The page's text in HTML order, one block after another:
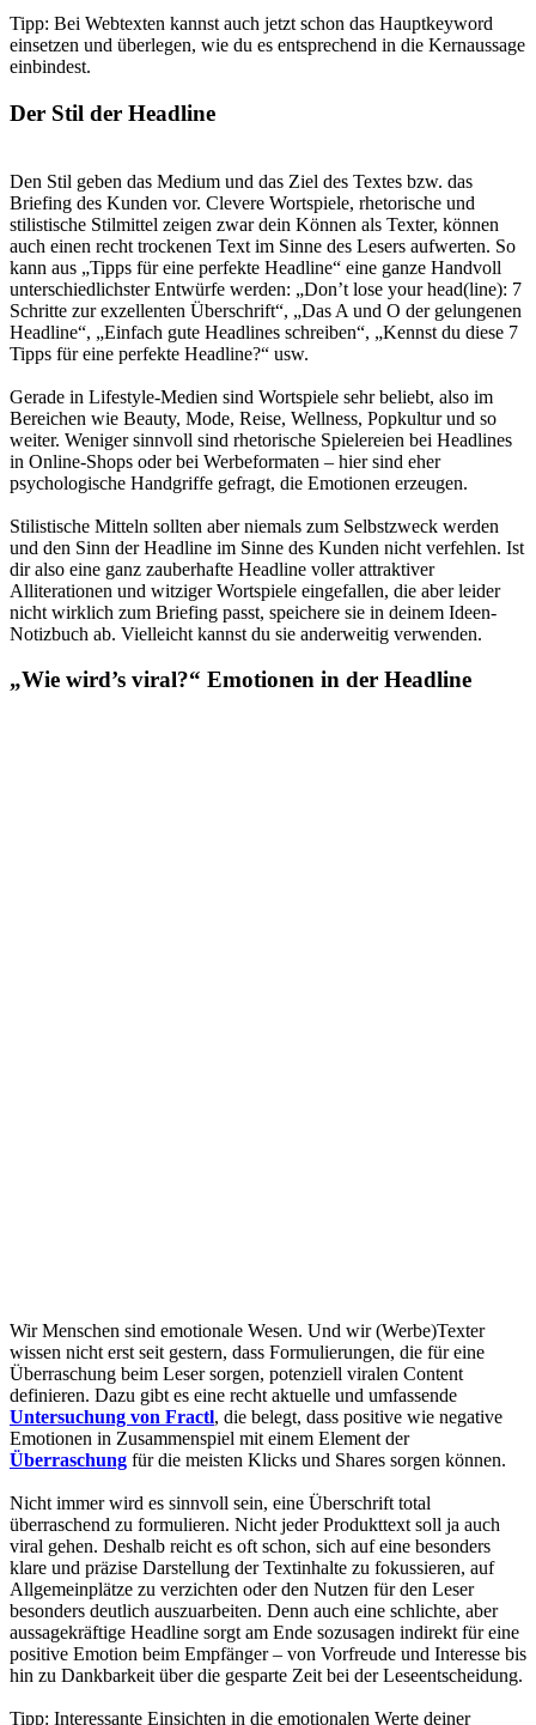
Tipp: Bei Webtexten kannst auch jetzt schon das Hauptkeyword
einsetzen und überlegen, wie du es entsprechend in die Kernaussage
einbindest.
Der Stil der Headline
Den Stil geben das Medium und das Ziel des Textes bzw. das
Briefing des Kunden vor. Clevere Wortspiele, rhetorische und
stilistische Stilmittel zeigen zwar dein Können als Texter, können
auch einen recht trockenen Text im Sinne des Lesers aufwerten. So
kann aus „Tipps für eine perfekte Headline“ eine ganze Handvoll
unterschiedlichster Entwürfe werden: „Don’t lose your head(line): 7
Schritte zur exzellenten Überschrift“, „Das A und O der gelungenen
Headline“, „Einfach gute Headlines schreiben“, „Kennst du diese 7
Tipps für eine perfekte Headline?“ usw.
Gerade in Lifestyle-Medien sind Wortspiele sehr beliebt, also im
Bereichen wie Beauty, Mode, Reise, Wellness, Popkultur und so
weiter. Weniger sinnvoll sind rhetorische Spielereien bei Headlines
in Online-Shops oder bei Werbeformaten – hier sind eher
psychologische Handgriffe gefragt, die Emotionen erzeugen.
Stilistische Mitteln sollten aber niemals zum Selbstzweck werden
und den Sinn der Headline im Sinne des Kunden nicht verfehlen. Ist
dir also eine ganz zauberhafte Headline voller attraktiver
Alliterationen und witziger Wortspiele eingefallen, die aber leider
nicht wirklich zum Briefing passt, speichere sie in deinem Ideen-
Notizbuch ab. Vielleicht kannst du sie anderweitig verwenden.
„Wie wird’s viral?“ Emotionen in der Headline
Wir Menschen sind emotionale Wesen. Und wir (Werbe)Texter
wissen nicht erst seit gestern, dass Formulierungen, die für eine
Überraschung beim Leser sorgen, potenziell viralen Content
definieren. Dazu gibt es eine recht aktuelle und umfassende
Untersuchung von Fractl, die belegt, dass positive wie negative
Emotionen in Zusammenspiel mit einem Element der
Überraschung für die meisten Klicks und Shares sorgen können.
Nicht immer wird es sinnvoll sein, eine Überschrift total
überraschend zu formulieren. Nicht jeder Produkttext soll ja auch
viral gehen. Deshalb reicht es oft schon, sich auf eine besonders
klare und präzise Darstellung der Textinhalte zu fokussieren, auf
Allgemeinplätze zu verzichten oder den Nutzen für den Leser
besonders deutlich auszuarbeiten. Denn auch eine schlichte, aber
aussagekräftige Headline sorgt am Ende sozusagen indirekt für eine
positive Emotion beim Empfänger – von Vorfreude und Interesse bis
hin zu Dankbarkeit über die gesparte Zeit bei der Leseentscheidung.
Tipp: Interessante Einsichten in die emotionalen Werte deiner